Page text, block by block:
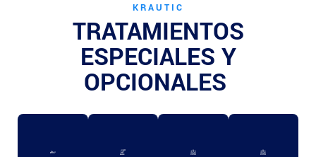
KRAUTIC
TRATAMIENTOS
ESPECIALES Y
OPCIONALES